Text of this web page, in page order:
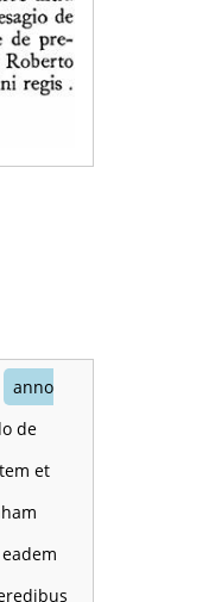
anno
de
et